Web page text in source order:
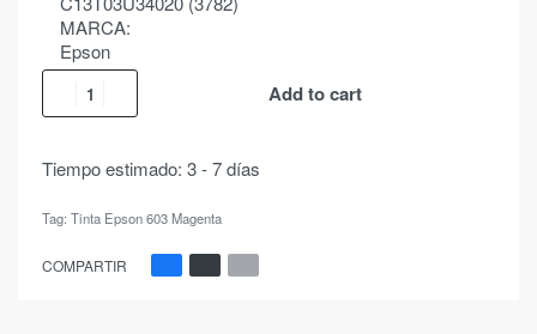
MARCA:
Epson
Add to cart
Tiempo estimado: 3 - 7 días
Tag: Tinta Epson 603 Magenta
COMPARTIR